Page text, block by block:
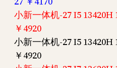
小新一体机-27 I5 13420H
￥4920
小新一体机-27 I5 13420H
￥4920